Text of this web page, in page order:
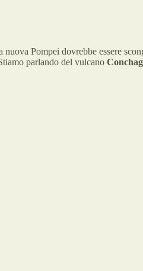
Pompei dovrebbe essere
parlando del vulcano